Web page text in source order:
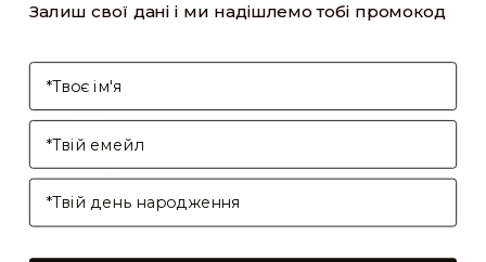
[cf7form cf7key="roasting-popup"]
Умови доставки та оплати
Самовивіз
Залиш свої дані і ми надішлемо тобі промокод
І'мя
Enter your email address
Birthday